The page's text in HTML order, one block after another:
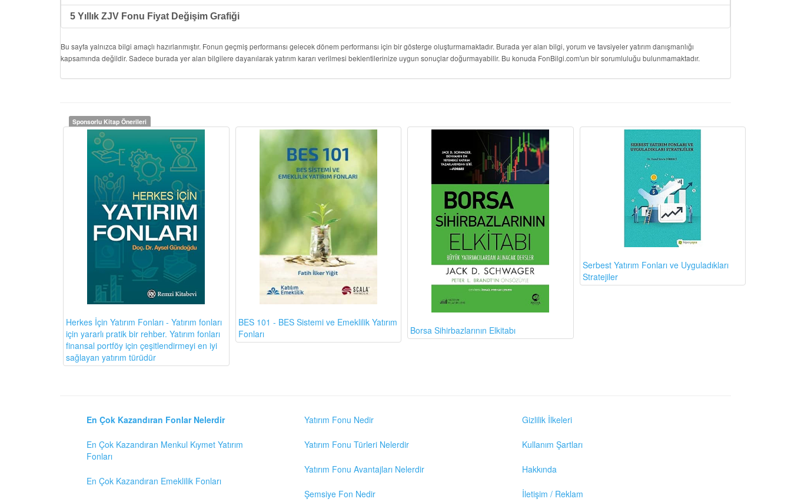
5 Yıllık ZJV Fonu Fiyat Değişim Grafiği
Bu sayfa yalnızca bilgi amaçlı hazırlanmıştır. Fonun geçmiş performansı gelecek dönem performansı için bir gösterge oluşturmamaktadır. Burada yer alan bilgi, yorum ve tavsiyeler yatırım danışmanlığı
kapsamında değildir. Sadece burada yer alan bilgilere dayanılarak yatırım kararı verilmesi beklentilerinize uygun sonuçlar doğurmayabilir. Bu konuda FonBilgi.com'un bir sorumluluğu bulunmamaktadır.
Sponsorlu Kitap Önerileri
Herkes İçin Yatırım Fonları - Yatırım fonları
için yararlı pratik bir rehber. Yatırım fonları
finansal portföy için çeşitlendirmeyi en iyi
sağlayan yatırım türüdür
BES 101 - BES Sistemi ve Emeklilik Yatırım
Fonları
Borsa Sihirbazlarının Elkitabı
Serbest Yatırım Fonları ve Uyguladıkları
Stratejiler
En Çok Kazandıran Fonlar Nelerdir
En Çok Kazandıran Menkul Kıymet Yatırım
Fonları
En Çok Kazandıran Emeklilik Fonları
Yatırım Fonu Nedir
Yatırım Fonu Türleri Nelerdir
Yatırım Fonu Avantajları Nelerdir
Şemsiye Fon Nedir
Gizlilik İlkeleri
Kullanım Şartları
Hakkında
İletişim / Reklam